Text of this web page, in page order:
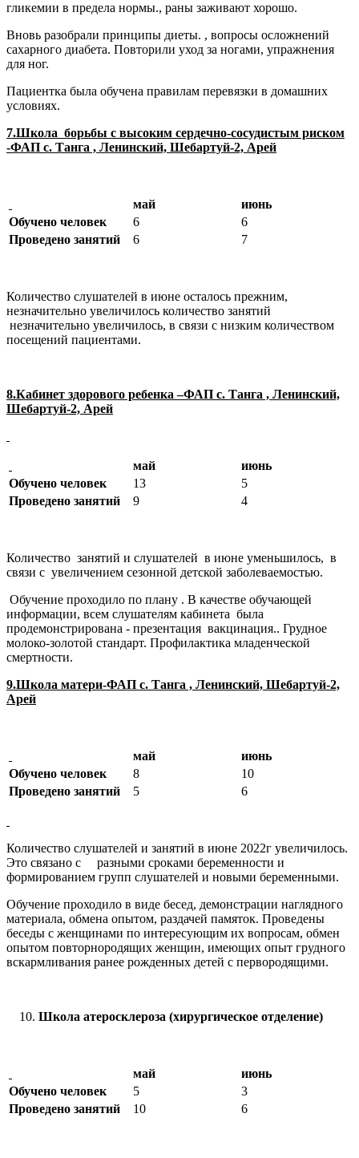
гликемии в предела нормы., раны заживают хорошо.
Вновь разобрали принципы диеты. , вопросы осложнений
сахарного диабета. Повторили уход за ногами, упражнения
для ног.
Пациентка была обучена правилам перевязки в домашних
условиях.
7.Школа борьбы с высоким сердечно-сосудистым риском
-ФАП с. Танга , Ленинский, Шебартуй-2, Арей
май
июнь
Обучено человек
6
6
Проведено занятий
6 7
Количество слушателей в июне осталось прежним,
незначительно увеличилось количество занятий
незначительно увеличилось, в связи с низким количеством
посещений пациентами.
8.Кабинет здорового ребенка –ФАП с. Танга , Ленинский,
Шебартуй-2, Арей
май
июнь
Обучено человек
13
5
Проведено занятий
9 4
Количество занятий и слушателей в июне уменьшилось, в
связи с увеличением сезонной детской заболеваемостью.
Обучение проходило по плану . В качестве обучающей
информации, всем слушателям кабинета была
продемонстрирована - презентация вакцинация.. Грудное
молоко-золотой стандарт. Профилактика младенческой
смертности.
9.Школа матери-ФАП с. Танга , Ленинский, Шебартуй-2,
Арей
май
июнь
Обучено человек
8
10
Проведено занятий
5 6
Количество слушателей и занятий в июне 2022г увеличилось.
Это связано с разными сроками беременности и
формированием групп слушателей и новыми беременными.
Обучение проходило в виде бесед, демонстрации наглядного
материала, обмена опытом, раздачей памяток. Проведены
беседы с женщинами по интересующим их вопросам, обмен
опытом повторнородящих женщин, имеющих опыт грудного
вскармливания ранее рожденных детей с первородящими.
Школа атеросклероза (хирургическое отделение)
май
июнь
Обучено человек
5
3
Проведено занятий
10 6